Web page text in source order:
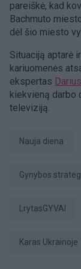
pareiškė, kad
Bachmuto
dėl šio miesto
Situaciją aptarė
kariuomenės
ekspertas
kiekvieną darbo
televiziją.
Nauja diena
gynybos
LrytasGYVAI
karas Ukrainoje